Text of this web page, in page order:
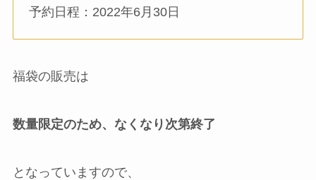
予約日程：2022年6月30日
福袋の販売は
数量限定のため、なくなり次第終了
となっていますので、